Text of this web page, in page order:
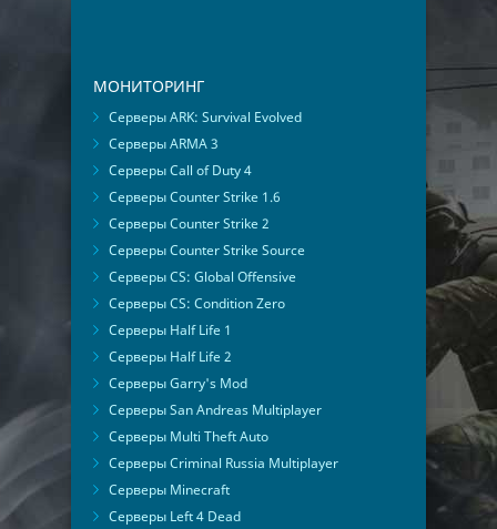
МОНИТОРИНГ
Серверы ARK: Survival Evolved
Серверы ARMA 3
Серверы Call of Duty 4
Серверы Counter Strike 1.6
Серверы Counter Strike 2
Серверы Counter Strike Source
Серверы CS: Global Offensive
Серверы CS: Condition Zero
Серверы Half Life 1
Серверы Half Life 2
Серверы Garry's Mod
Серверы San Andreas Multiplayer
Серверы Multi Theft Auto
Серверы Criminal Russia Multiplayer
Серверы Minecraft
Серверы Left 4 Dead